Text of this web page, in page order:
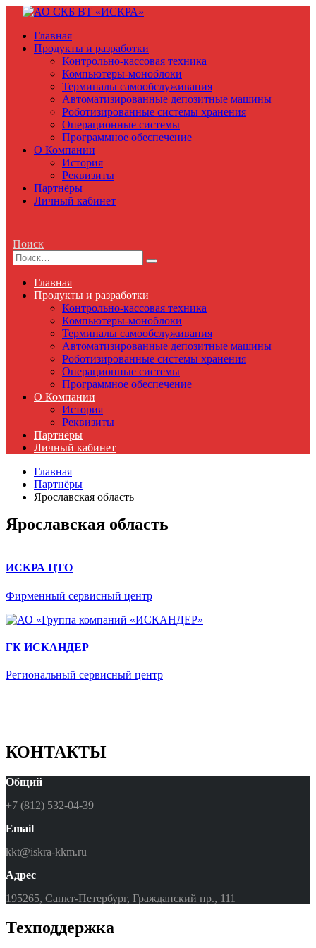
Главная
Продукты и разработки
Контрольно-кассовая техника
Компьютеры-моноблоки
Терминалы самообслуживания
Автоматизированные депозитные машины
Роботизированные системы хранения
Операционные системы
Программное обеспечение
О Компании
История
Реквизиты
Партнёры
Личный кабинет
Поиск
Главная
Продукты и разработки
Контрольно-кассовая техника
Компьютеры-моноблоки
Терминалы самообслуживания
Автоматизированные депозитные машины
Роботизированные системы хранения
Операционные системы
Программное обеспечение
О Компании
История
Реквизиты
Партнёры
Личный кабинет
Главная
Партнёры
Ярославская область
Ярославская область
ИСКРА ЦТО
Фирменный сервисный центр
ГК ИСКАНДЕР
Региональный сервисный центр
КОНТАКТЫ
Общий
+7 (812) 532-04-39
Email
kkt@iskra-kkm.ru
Адрес
195265, Санкт-Петербург, Гражданский пр., 111
Техподдержка